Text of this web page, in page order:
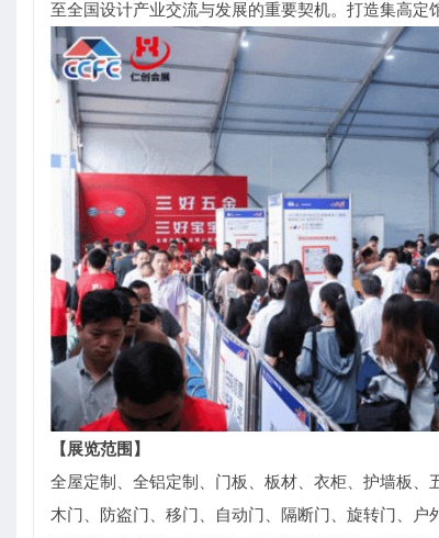
至全国设计产业交流与发展的重要契机。打造集高定
【展览范围】
全屋定制、全铝定制、门板、板材、衣柜、护墙板、
木门、防盗门、移门、自动门、隔断门、旋转门、户